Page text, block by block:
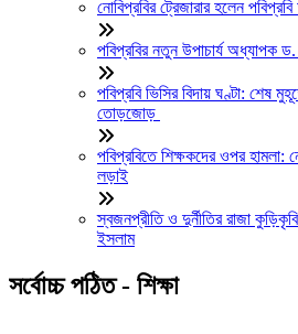
নোবিপ্রবির ট্রেজারার হলেন
পবিপ্রবির নতুন উপাচার্য অধ্যাপক
পবিপ্রবি ভিসির বিদায় ঘণ্টা: শেষ
তোড়জোড়
পবিপ্রবিতে শিক্ষকদের ওপর হামলা:
লড়াই
স্বজনপ্রীতি ও দুর্নীতির রাজা
ইসলাম
সর্বোচ্চ পঠিত - শিক্ষা